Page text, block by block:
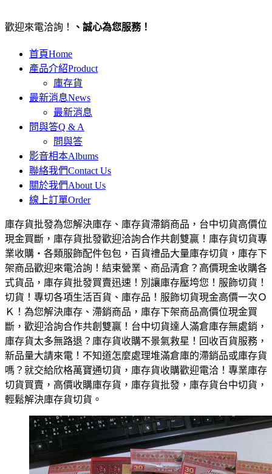
歡迎來電洽詢！ 、誠心為您服務！
首頁Home
產品介紹Product
庫存貨
最新消息News
最新消息
問與答Q & A
問與答
影音相本Albums
聯絡我們Contact Us
關於我們About Us
線上訂單Order
庫存貨批發為您解決庫存、庫存貨滯銷商品，台中切貨高價位
現金買斷，庫存貨批發歡迎洽詢合作共創雙贏！庫存貨切貨專
業收購‧各類服飾配件包包，百貨禮品大量庫存切貨，庫存下
架商品歡迎來電洽詢！結束營業、商品清倉？高價現金收購各
式貨品，庫存貨批發買賣迅速！別讓庫存壓垮您！服飾切貨！
切貨！專切各項生活百貨、庫存品！服飾切貨現金高價一次Ｏ
Ｋ！為您解決庫存、滯銷商品，庫存下架商品高價位現金買
斷，歡迎洽詢合作共創雙贏！台中切貨達人滿倉庫存無處銷，
庫存貨太多無路退？庫存貨收購不景氣救星！回收百貨服務，
新品量大請來電！不知道怎麼處理堆滿倉庫的滯銷品或庫存貨
嗎？就交給欣格萬寶通切貨，庫存貨收購歡迎電洽！專業庫存
切貨買賣，高價收購庫存貨，庫存貨批發，庫存貨台中切貨，
輕鬆解決庫存貨切貨。